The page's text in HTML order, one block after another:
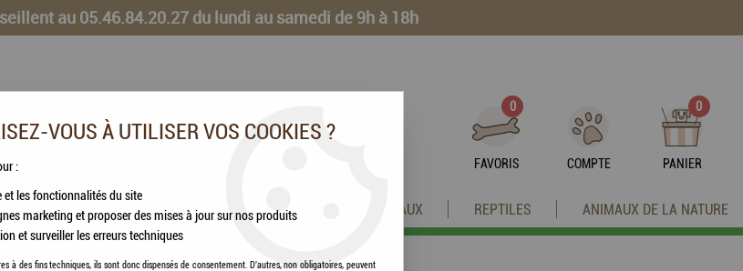
au 05.46.84.20.27 du lundi au samedi de 9h à 18h
0
FAVORIS COMPTE
0
PANIER
VOLAILLES ANIMAUX DE LA FERME OISEAUX REPTILES ANIMAUX DE LA NATURE
VOUS À UTILISER VOS COOKIES ?
:
et les fonctionnalités du site
marketing et proposer des mises à jour sur nos produits
et surveiller les erreurs techniques
à des fins techniques, ils sont donc dispensés de consentement. D'autres, non obligatoires, peuvent